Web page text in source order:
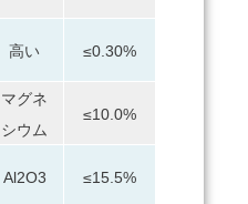
高い ≤0.30%
マグネ
シウム
≤10.0%
Al2O3 ≤15.5%